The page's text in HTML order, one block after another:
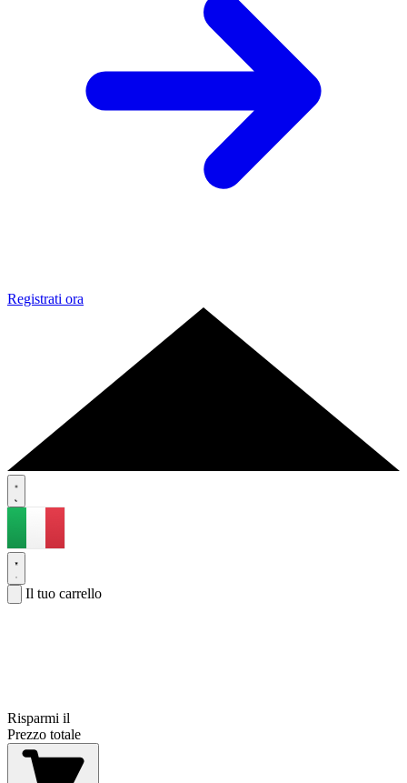
Registrati ora
Il tuo carrello
Risparmi il
Prezzo totale